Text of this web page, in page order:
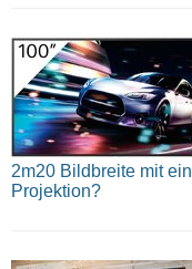
2m20 Bildbreite mit
Projektion?